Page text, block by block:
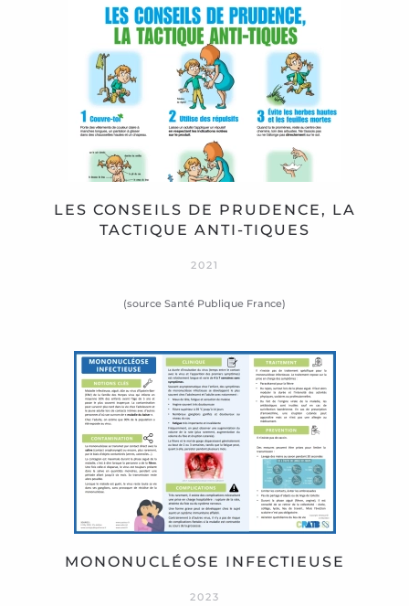
LES CONSEILS DE PRUDENCE, LA
TACTIQUE ANTI-TIQUES
2021
(source Santé Publique France)
MONONUCLÉOSE INFECTIEUSE
2023